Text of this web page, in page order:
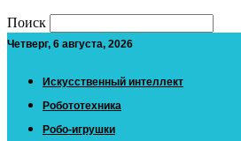
Поиск
Четверг, 6 августа, 2026
Искусственный интеллект
Робототехника
Робо-игрушки